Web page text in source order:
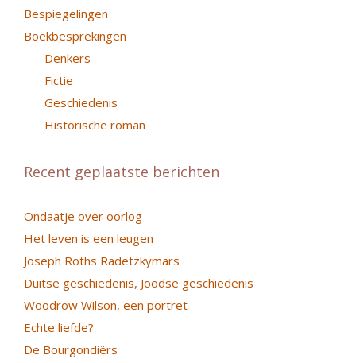
Bespiegelingen
Boekbesprekingen
Denkers
Fictie
Geschiedenis
Historische roman
Recent geplaatste berichten
Ondaatje over oorlog
Het leven is een leugen
Joseph Roths Radetzkymars
Duitse geschiedenis, Joodse geschiedenis
Woodrow Wilson, een portret
Echte liefde?
De Bourgondiërs